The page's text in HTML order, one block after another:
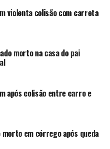
violenta colisão com carreta
morto na casa do pai
após colisão entre carro e
em córrego após queda